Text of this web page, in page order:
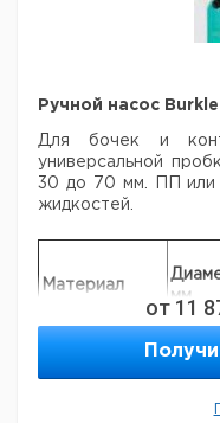
vario (заказываются
... 3644 мл/мин (с
Тип
Перистальтический
насос Heidolph PD
насос Heidolph PD
5006
1
Ручной насос
Для бочек и
универсальной
30 до 70 мм. ПП или
жидкостей.
Материал
мм
10
от 11